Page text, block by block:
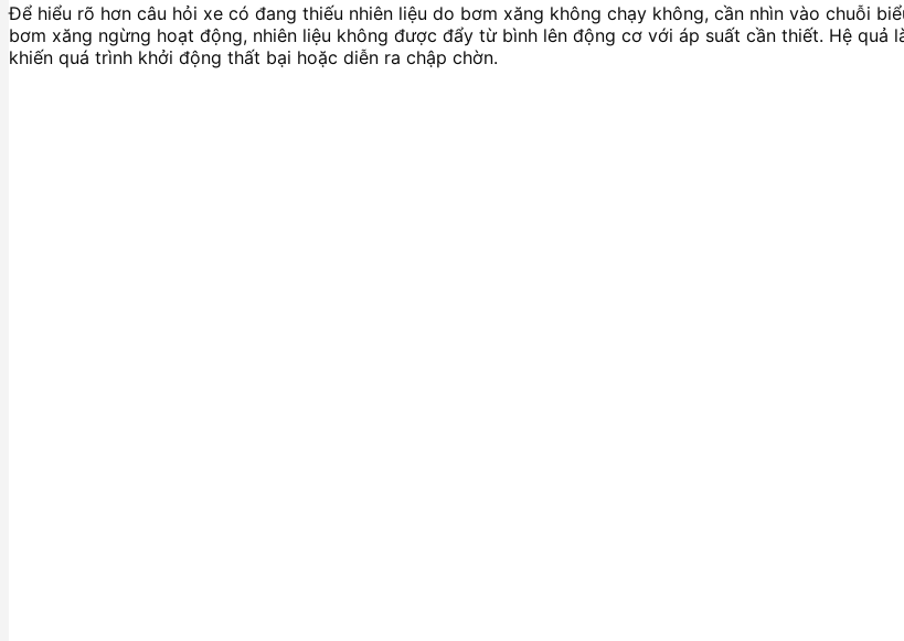
Để hiểu rõ hơn câu hỏi xe có đang thiếu nhiên liệu do bơm xăng không chạy không, cần nhìn vào chuỗi
bơm xăng ngừng hoạt động, nhiên liệu không được đẩy từ bình lên động cơ với áp suất cần thiết. Hệ quả
khiến quá trình khởi động thất bại hoặc diễn ra chập chờn.